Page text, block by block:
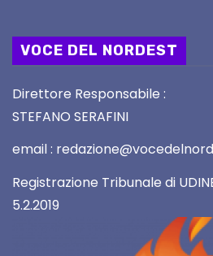
VOCE DEL NORDEST
Direttore Responsabile :
STEFANO SERAFINI
email :
Registrazione Tribunale di
5.2.2019